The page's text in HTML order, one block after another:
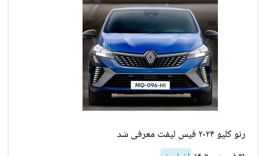
رنو کلیو ۲۰۲۴ فیس لیفت معرفی شد